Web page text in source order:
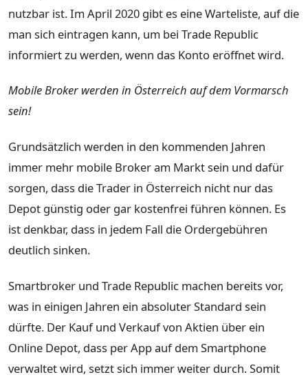
nutzbar ist. Im April 2020 gibt es eine Warteliste, auf die
man sich eintragen kann, um bei Trade Republic
informiert zu werden, wenn das Konto eröffnet wird.
Mobile Broker werden in Österreich auf dem Vormarsch
sein!
Grundsätzlich werden in den kommenden Jahren
immer mehr mobile Broker am Markt sein und dafür
sorgen, dass die Trader in Österreich nicht nur das
Depot günstig oder gar kostenfrei führen können. Es
ist denkbar, dass in jedem Fall die Ordergebühren
deutlich sinken.
Smartbroker und Trade Republic machen bereits vor,
was in einigen Jahren ein absoluter Standard sein
dürfte. Der Kauf und Verkauf von Aktien über ein
Online Depot, dass per App auf dem Smartphone
verwaltet wird, setzt sich immer weiter durch. Somit